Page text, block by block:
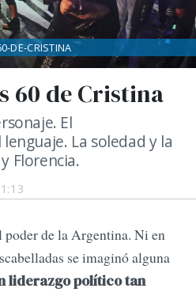
60 de Cristina
El
La soledad y la
Florencia.
DE-CRISTINA
poder de la Argentina. Ni en
se imaginó alguna
liderazgo político tan